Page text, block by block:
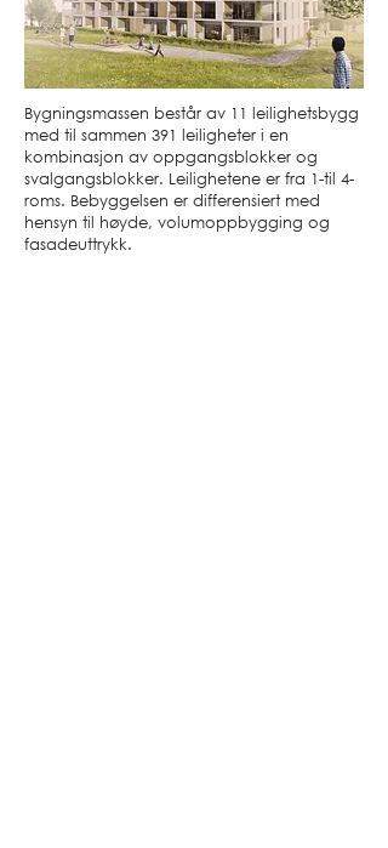
Bygningsmassen består av 11 leilighetsbygg
med til sammen 391 leiligheter i en
kombinasjon av oppgangsblokker og
svalgangsblokker. Leilighetene er fra 1-til 4-
roms. Bebyggelsen er differensiert med
hensyn til høyde, volumoppbygging og
fasadeuttrykk.